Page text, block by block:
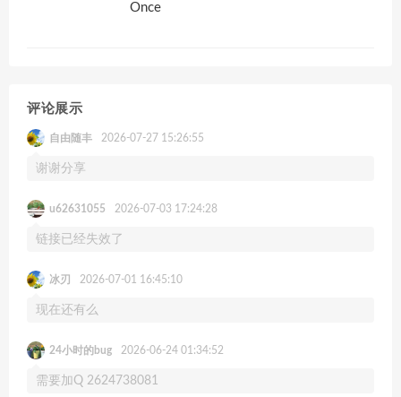
Once
评论展示
自由随丰 2026-07-27 15:26:55
谢谢分享
u62631055 2026-07-03 17:24:28
链接已经失效了
冰刃 2026-07-01 16:45:10
现在还有么
24小时的bug 2026-06-24 01:34:52
需要加Q 2624738081